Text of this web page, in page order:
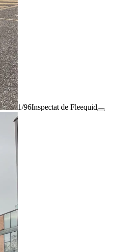
1/96Inspectat de Fleequid